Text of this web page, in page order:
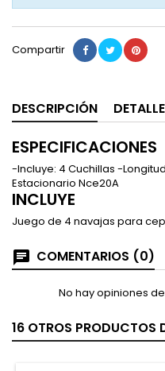
Compartir
DESCRIPCIÓN
ESPECIFICACIONES
-Incluye: 4 Cuchillas -
Estacionario Nce20A
INCLUYE
Juego de 4 navajas para
COMENTARIOS (0)
No hay opiniones
16 OTROS PRODUCTOS